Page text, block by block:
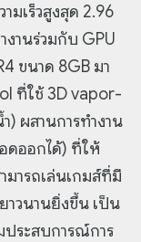
มเร็วสูงสุด 2.96
งานร่วมกับ GPU
ขนาด 8GB มา
ที่ใช้ 3D vapor-
) ผสานการทำงาน
ดออกได้) ที่ให้
มารถเล่นเกมส์ที่มี
าวนานยิ่งขึ้น เป็น
ระสบการณ์การ